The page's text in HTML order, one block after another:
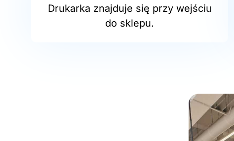
Drukarka znajduje się przy wejściu
do sklepu.